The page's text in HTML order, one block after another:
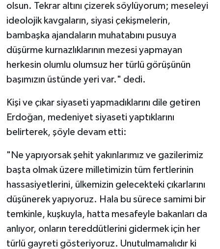
olsun. Tekrar altını çizerek söylüyorum; meseleyi
ideolojik kavgaların, siyasi çekişmelerin,
bambaşka ajandaların muhatabını pusuya
düşürme kurnazlıklarının mezesi yapmayan
herkesin olumlu olumsuz her türlü görüşünün
başımızın üstünde yeri var." dedi.
Kişi ve çıkar siyaseti yapmadıklarını dile getiren
Erdoğan, medeniyet siyaseti yaptıklarını
belirterek, şöyle devam etti:
"Ne yapıyorsak şehit yakınlarımız ve gazilerimiz
başta olmak üzere milletimizin tüm fertlerinin
hassasiyetlerini, ülkemizin gelecekteki çıkarlarını
düşünerek yapıyoruz. Hala bu sürece samimi bir
temkinle, kuşkuyla, hatta mesafeyle bakanları da
anlıyor, onların tereddütlerini gidermek için her
türlü gayreti gösteriyoruz. Unutulmamalıdır ki